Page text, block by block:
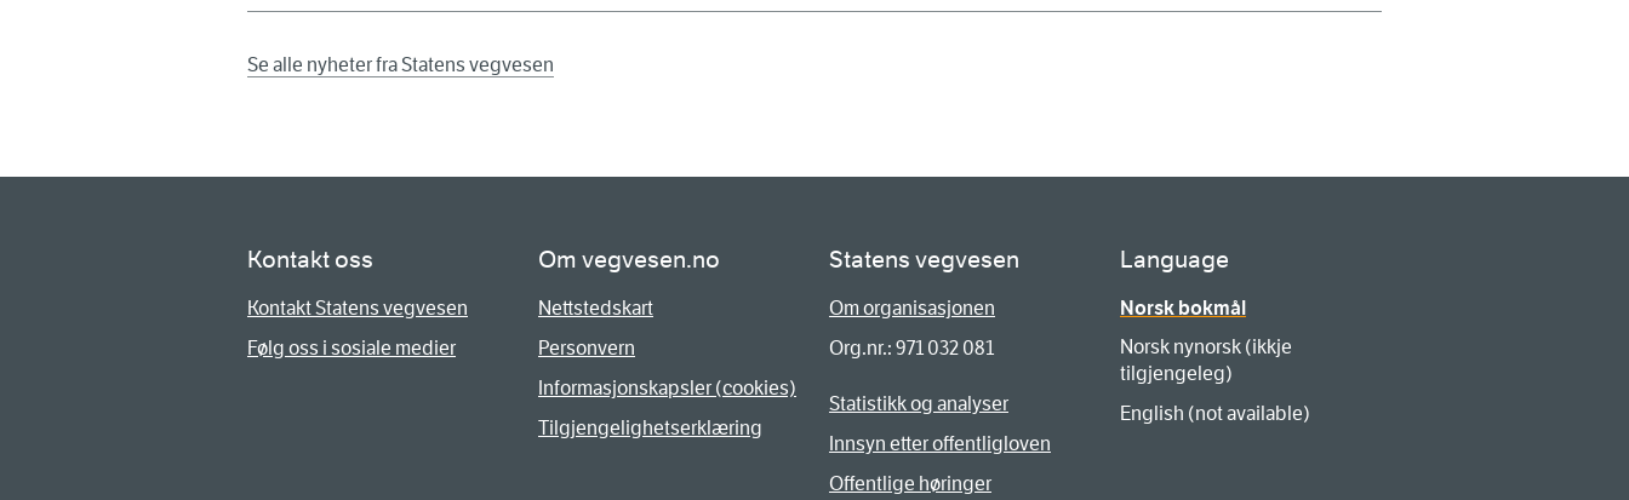
Se alle nyheter fra Statens vegvesen
Kontakt oss
Kontakt Statens vegvesen
Følg oss i sosiale medier
Om vegvesen.no
Nettstedskart
Personvern
Informasjonskapsler (cookies)
Tilgjengelighetserklæring
Statens vegvesen
Om organisasjonen
Org.nr.: 971 032 081
Statistikk og analyser
Innsyn etter offentligloven
Offentlige høringer
Language
Norsk bokmål
Norsk nynorsk (ikkje
tilgjengeleg)
English (not available)